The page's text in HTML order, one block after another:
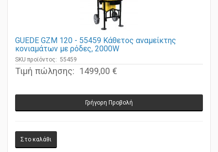
GUEDE GZM 120 - 55459 Κάθετος αναμείκτης
κονιαμάτων με ρόδες, 2000W
SKU προϊόντος: 55459
Τιμή πώλησης: 1499,00 €